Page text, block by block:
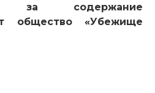
за содержание
общество «Убежище